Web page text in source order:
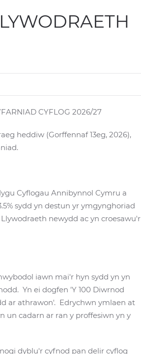
CYFLOG 2026/27
heddiw (Gorffennaf 13eg, 2026),
Cyflogau Annibynnol Cymru a
sydd yn destun yr ymgynghoriad
newydd ac yn croesawu'r
iawn mai'r hyn sydd yn yn
Yn ei dogfen 'Y 100 Diwrnod
ar athrawon'. Edrychwn ymlaen at
un cadarn ar ran y proffesiwn yn y
dyblu'r cyfnod pan delir cyflog